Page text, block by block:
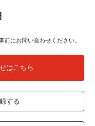
にお問い合わせください。
はこちら